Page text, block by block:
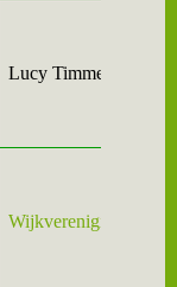
Lucy Timmer
Wijkvereniging